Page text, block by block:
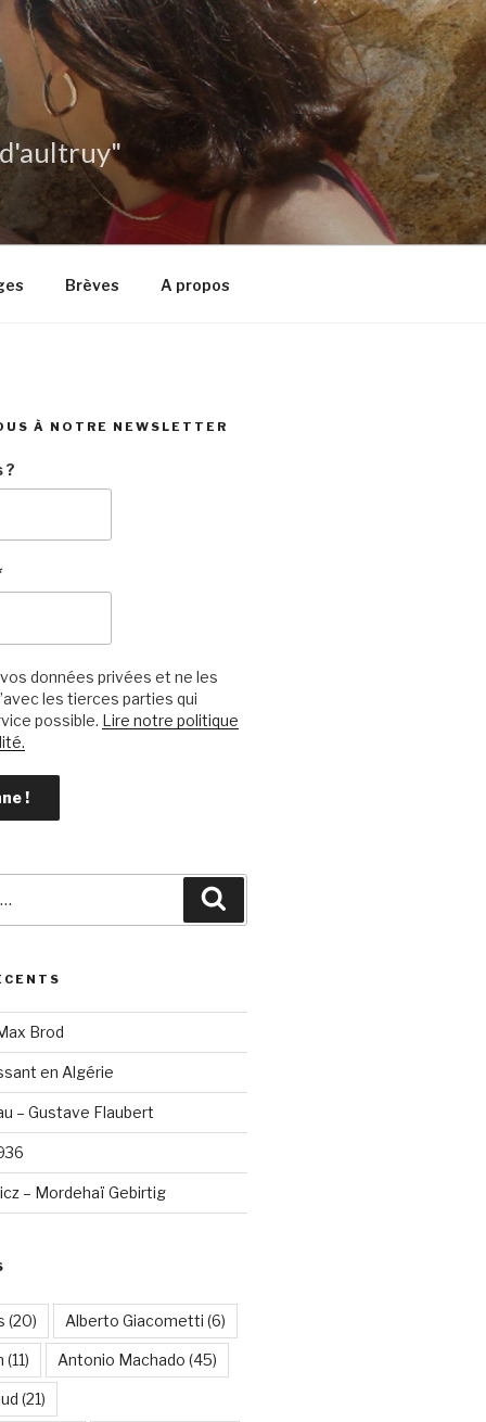
Brèves A propos
À NOTRE NEWSLETTER
?
données privées et ne les
les tierces parties qui
possible. Lire notre politique
Brod
en Algérie
– Gustave Flaubert
– Mordehaï Gebirtig
(20) Alberto Giacometti (6)
(11) Antonio Machado (45)
(21)